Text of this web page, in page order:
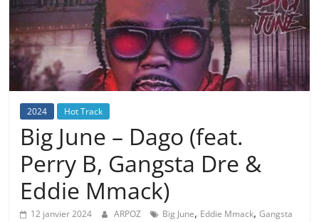
2024 Hot Track
Big June – Dago (feat.
Perry B, Gangsta Dre &
Eddie Mmack)
12 janvier 2024 ARPOZ Big June, Eddie Mmack,Gangsta